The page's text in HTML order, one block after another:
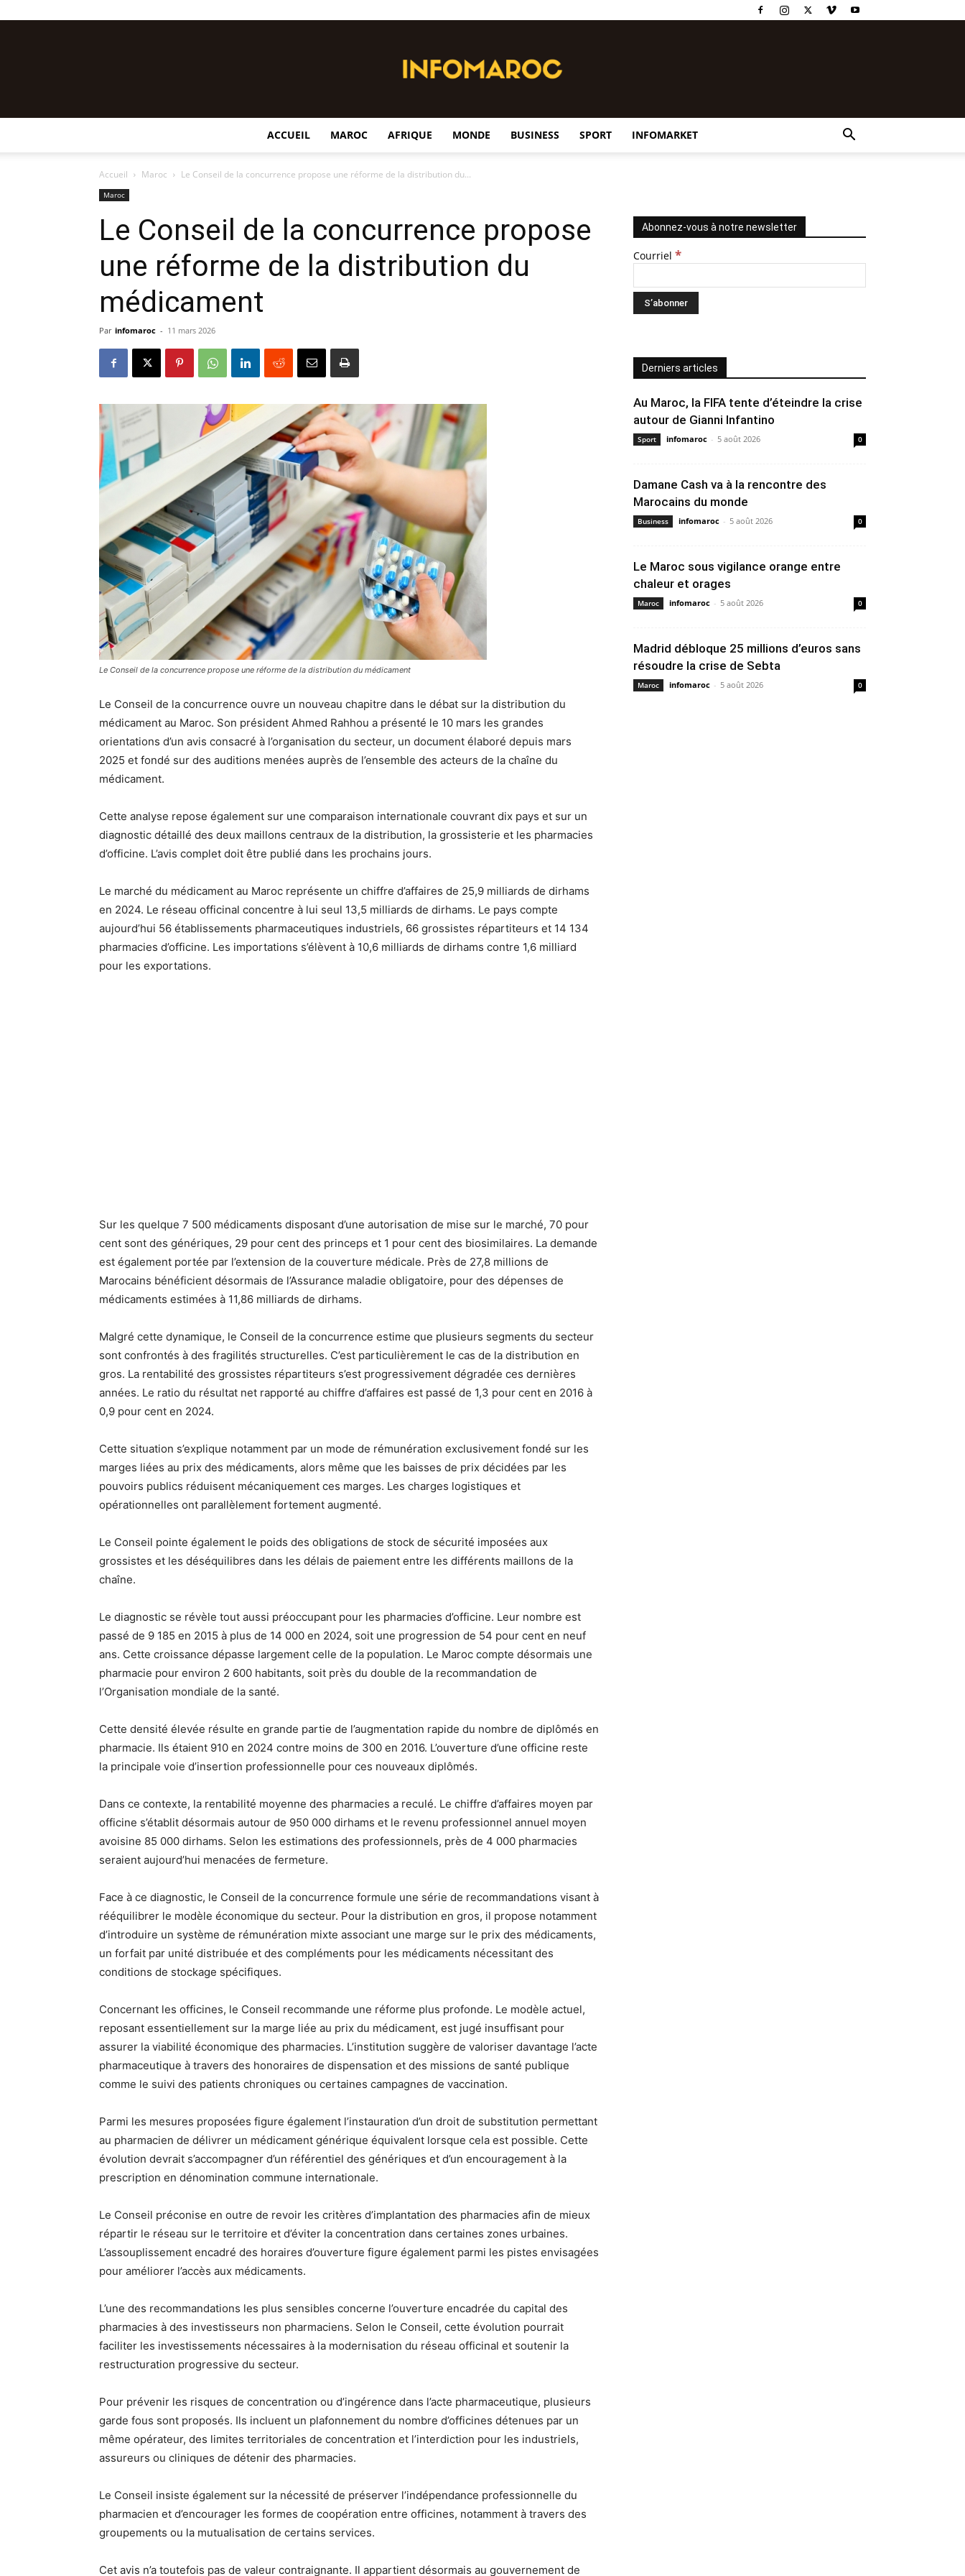
ACCUEIL MAROC AFRIQUE MONDE BUSINESS SPORT INFOMARKET
Accueil Maroc Le Conseil de la concurrence propose une réforme de la distribution du...
Maroc
Le Conseil de la concurrence propose
une réforme de la distribution du
médicament
Par infomaroc - 11 mars 2026
Le Conseil de la concurrence propose une réforme de la distribution du médicament
Le Conseil de la concurrence ouvre un nouveau chapitre dans le débat sur la distribution du
médicament au Maroc. Son président Ahmed Rahhou a présenté le 10 mars les grandes
orientations d’un avis consacré à l’organisation du secteur, un document élaboré depuis mars
2025 et fondé sur des auditions menées auprès de l’ensemble des acteurs de la chaîne du
médicament.
Cette analyse repose également sur une comparaison internationale couvrant dix pays et sur un
diagnostic détaillé des deux maillons centraux de la distribution, la grossisterie et les pharmacies
d’officine. L’avis complet doit être publié dans les prochains jours.
Le marché du médicament au Maroc représente un chiffre d’affaires de 25,9 milliards de dirhams
en 2024. Le réseau officinal concentre à lui seul 13,5 milliards de dirhams. Le pays compte
aujourd’hui 56 établissements pharmaceutiques industriels, 66 grossistes répartiteurs et 14 134
pharmacies d’officine. Les importations s’élèvent à 10,6 milliards de dirhams contre 1,6 milliard
pour les exportations.
Sur les quelque 7 500 médicaments disposant d’une autorisation de mise sur le marché, 70 pour
cent sont des génériques, 29 pour cent des princeps et 1 pour cent des biosimilaires. La demande
est également portée par l’extension de la couverture médicale. Près de 27,8 millions de
Marocains bénéficient désormais de l’Assurance maladie obligatoire, pour des dépenses de
médicaments estimées à 11,86 milliards de dirhams.
Malgré cette dynamique, le Conseil de la concurrence estime que plusieurs segments du secteur
sont confrontés à des fragilités structurelles. C’est particulièrement le cas de la distribution en
gros. La rentabilité des grossistes répartiteurs s’est progressivement dégradée ces dernières
années. Le ratio du résultat net rapporté au chiffre d’affaires est passé de 1,3 pour cent en 2016 à
0,9 pour cent en 2024.
Cette situation s’explique notamment par un mode de rémunération exclusivement fondé sur les
marges liées au prix des médicaments, alors même que les baisses de prix décidées par les
pouvoirs publics réduisent mécaniquement ces marges. Les charges logistiques et
opérationnelles ont parallèlement fortement augmenté.
Le Conseil pointe également le poids des obligations de stock de sécurité imposées aux
grossistes et les déséquilibres dans les délais de paiement entre les différents maillons de la
chaîne.
Le diagnostic se révèle tout aussi préoccupant pour les pharmacies d’officine. Leur nombre est
passé de 9 185 en 2015 à plus de 14 000 en 2024, soit une progression de 54 pour cent en neuf
ans. Cette croissance dépasse largement celle de la population. Le Maroc compte désormais une
pharmacie pour environ 2 600 habitants, soit près du double de la recommandation de
l’Organisation mondiale de la santé.
Cette densité élevée résulte en grande partie de l’augmentation rapide du nombre de diplômés en
pharmacie. Ils étaient 910 en 2024 contre moins de 300 en 2016. L’ouverture d’une officine reste
la principale voie d’insertion professionnelle pour ces nouveaux diplômés.
Dans ce contexte, la rentabilité moyenne des pharmacies a reculé. Le chiffre d’affaires moyen par
officine s’établit désormais autour de 950 000 dirhams et le revenu professionnel annuel moyen
avoisine 85 000 dirhams. Selon les estimations des professionnels, près de 4 000 pharmacies
seraient aujourd’hui menacées de fermeture.
Face à ce diagnostic, le Conseil de la concurrence formule une série de recommandations visant à
rééquilibrer le modèle économique du secteur. Pour la distribution en gros, il propose notamment
d’introduire un système de rémunération mixte associant une marge sur le prix des médicaments,
un forfait par unité distribuée et des compléments pour les médicaments nécessitant des
conditions de stockage spécifiques.
Concernant les officines, le Conseil recommande une réforme plus profonde. Le modèle actuel,
reposant essentiellement sur la marge liée au prix du médicament, est jugé insuffisant pour
assurer la viabilité économique des pharmacies. L’institution suggère de valoriser davantage l’acte
pharmaceutique à travers des honoraires de dispensation et des missions de santé publique
comme le suivi des patients chroniques ou certaines campagnes de vaccination.
Parmi les mesures proposées figure également l’instauration d’un droit de substitution permettant
au pharmacien de délivrer un médicament générique équivalent lorsque cela est possible. Cette
évolution devrait s’accompagner d’un référentiel des génériques et d’un encouragement à la
prescription en dénomination commune internationale.
Le Conseil préconise en outre de revoir les critères d’implantation des pharmacies afin de mieux
répartir le réseau sur le territoire et d’éviter la concentration dans certaines zones urbaines.
L’assouplissement encadré des horaires d’ouverture figure également parmi les pistes envisagées
pour améliorer l’accès aux médicaments.
L’une des recommandations les plus sensibles concerne l’ouverture encadrée du capital des
pharmacies à des investisseurs non pharmaciens. Selon le Conseil, cette évolution pourrait
faciliter les investissements nécessaires à la modernisation du réseau officinal et soutenir la
restructuration progressive du secteur.
Pour prévenir les risques de concentration ou d’ingérence dans l’acte pharmaceutique, plusieurs
garde fous sont proposés. Ils incluent un plafonnement du nombre d’officines détenues par un
même opérateur, des limites territoriales de concentration et l’interdiction pour les industriels,
assureurs ou cliniques de détenir des pharmacies.
Le Conseil insiste également sur la nécessité de préserver l’indépendance professionnelle du
pharmacien et d’encourager les formes de coopération entre officines, notamment à travers des
groupements ou la mutualisation de certains services.
Cet avis n’a toutefois pas de valeur contraignante. Il appartient désormais au gouvernement de
Abonnez-vous à notre newsletter
Courriel *
Derniers articles
Au Maroc, la FIFA tente d’éteindre la crise
autour de Gianni Infantino
Sport infomaroc - 5 août 2026 0
Damane Cash va à la rencontre des
Marocains du monde
Business infomaroc - 5 août 2026 0
Le Maroc sous vigilance orange entre
chaleur et orages
Maroc infomaroc - 5 août 2026 0
Madrid débloque 25 millions d’euros sans
résoudre la crise de Sebta
Maroc infomaroc - 5 août 2026 0